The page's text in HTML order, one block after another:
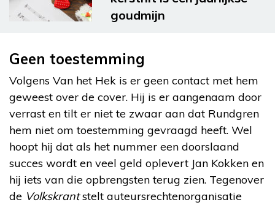
goudmijn
Geen toestemming
Volgens Van het Hek is er geen contact met hem
geweest over de cover. Hij is er aangenaam door
verrast en tilt er niet te zwaar aan dat Rundgren
hem niet om toestemming gevraagd heeft. Wel
hoopt hij dat als het nummer een doorslaand
succes wordt en veel geld oplevert Jan Kokken en
hij iets van die opbrengsten terug zien. Tegenover
de Volkskrantstelt auteursrechtenorganisatie